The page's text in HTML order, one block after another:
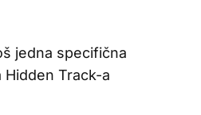
jedna specifična
Track-a